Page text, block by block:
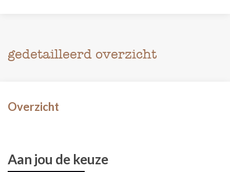
gedetailleerd overzicht
Overzicht
Aan jou de keuze